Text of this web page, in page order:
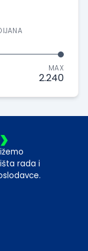
MAX
2.240
rada i